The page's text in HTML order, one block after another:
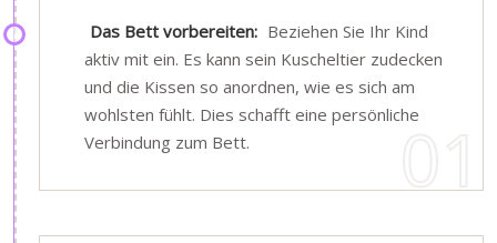
Das Bett vorbereiten: Beziehen Sie Ihr Kind
aktiv mit ein. Es kann sein Kuscheltier zudecken
und die Kissen so anordnen, wie es sich am
wohlsten fühlt. Dies schafft eine persönliche
Verbindung zum Bett.